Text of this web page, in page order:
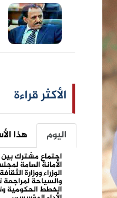
الأكثر قراءة
اليوم هذا
اجتماع مشترك بين
الأمانة العامة
الوزراء ووزارة الثقافة
والسياحة لمراجعة
الخطط الحكومية